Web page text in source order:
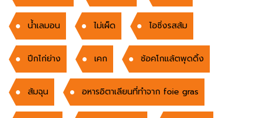
น้ำเลมอน ไม่เผ็ด ไอซิ่งรสส้ม
ปีกไก่ย่าง เคก ช้อคโกแล้ตพุดดิ้ง
ส้มฉุน อหารอิตาเลียนที่ทำจาก foie gras